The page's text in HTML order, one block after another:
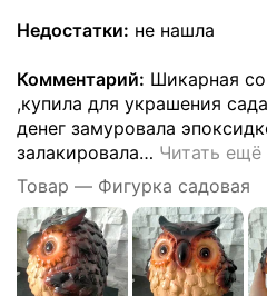
Недостатки: не нашла
Комментарий: Шикарная
,купила для украшения
денег замуровала
залакировала… Читать ещё
Товар — Фигурка садовая